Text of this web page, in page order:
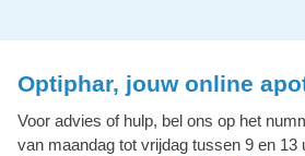
Optiphar, jouw online
Voor advies of hulp, bel ons op het
van maandag tot vrijdag tussen 9 en 13